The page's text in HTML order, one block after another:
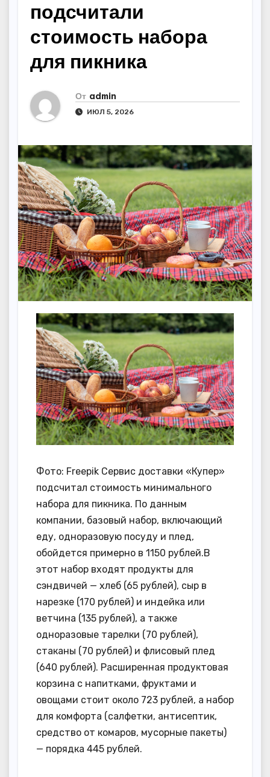
подсчитали
стоимость набора
для пикника
От admin
ИЮЛ 5, 2026
Фото: Freepik Сервис доставки «Купер»
подсчитал стоимость минимального
набора для пикника. По данным
компании, базовый набор, включающий
еду, одноразовую посуду и плед,
обойдется примерно в 1150 рублей.В
этот набор входят продукты для
сэндвичей — хлеб (65 рублей), сыр в
нарезке (170 рублей) и индейка или
ветчина (135 рублей), а также
одноразовые тарелки (70 рублей),
стаканы (70 рублей) и флисовый плед
(640 рублей). Расширенная продуктовая
корзина с напитками, фруктами и
овощами стоит около 723 рублей, а набор
для комфорта (салфетки, антисептик,
средство от комаров, мусорные пакеты)
— порядка 445 рублей.